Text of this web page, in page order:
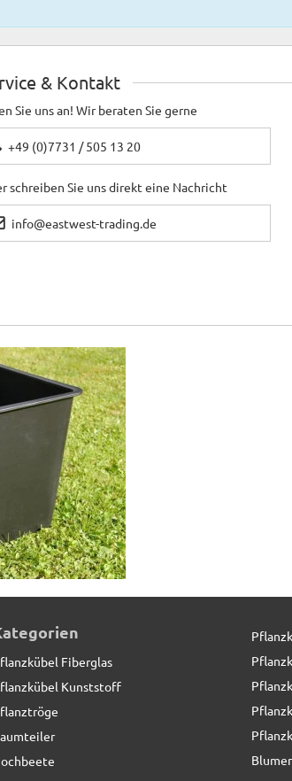
& Kontakt
Sie uns an! Wir beraten Sie gerne
+49 (0)7731 / 505 13 20
schreiben Sie uns direkt eine Nachricht
info@eastwest-trading.de
Fiberglas
Kunststoff